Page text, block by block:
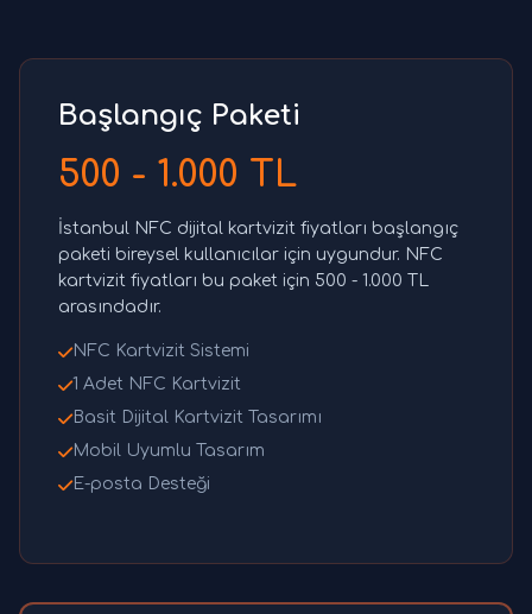
Başlangıç Paketi
500 - 1.000 TL
İstanbul NFC dijital kartvizit fiyatları başlangıç
paketi bireysel kullanıcılar için uygundur. NFC
kartvizit fiyatları bu paket için 500 - 1.000 TL
arasındadır.
NFC Kartvizit Sistemi
1 Adet NFC Kartvizit
Basit Dijital Kartvizit Tasarımı
Mobil Uyumlu Tasarım
E-posta Desteği